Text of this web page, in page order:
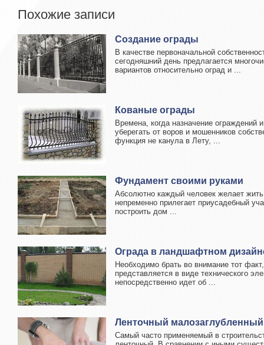
Похожие записи
Создание ограды
В качестве первоначальной
сегодняшний день предлагается
вариантов относительно оград и ...
Кованые ограды
Времена, когда назначение
уберегать от воров и мошенников
функция не канула в Лету, ...
Фундамент своими руками
Абсолютно каждый человек желает
непременно прилегает приусадебный
построить дом ...
Ограда в ландшафтном
Необходимо брать во внимание тот
представляется в виде технического
непосредственно идет об ...
Ленточный
Самый часто применяемый в